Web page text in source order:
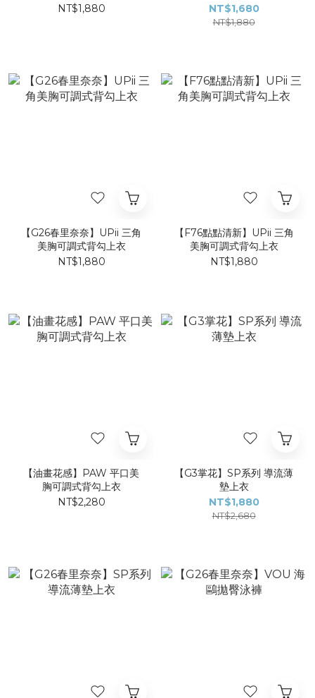
NT$1,880
NT$1,680
NT$1,880
【G26春里奈奈】UPii 三角
美胸可調式背勾上衣
NT$1,880
【F76點點清新】UPii 三角
美胸可調式背勾上衣
NT$1,880
【油畫花感】PAW 平口美
胸可調式背勾上衣
NT$2,280
【G3掌花】SP系列 導流薄
墊上衣
NT$1,880
NT$2,680